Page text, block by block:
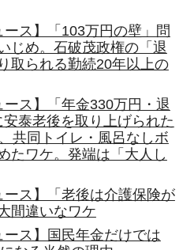
ース】「103万円の壁」問
じめ。石破茂政権の「退
取られる勤続20年以上の
ース】「年金330万円・退
泰老後を取り上げられた
共同トイレ・風呂なしボ
たワケ。発端は「大人し
ース】「老後は介護保険が
間違いなワケ
ース】国民年金だけでは